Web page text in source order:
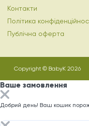
Контакти
Політика
Публічна оферта
Copyright © BabyK 2026
Ваше замовлення
Добрий день! Ваш кошик